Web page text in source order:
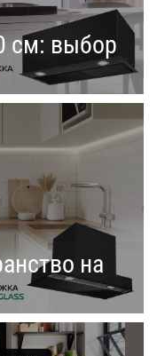
см: выбор
на